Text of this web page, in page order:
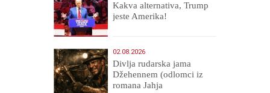
Kakva alternativa, Trump
jeste Amerika!
02.08.2026
Divlja rudarska jama
Džehennem (odlomci iz
romana Jahja